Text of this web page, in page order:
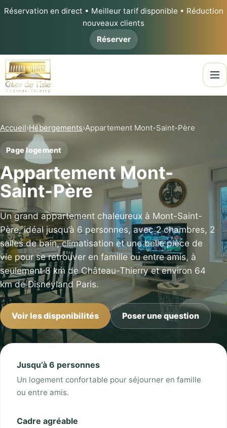
Réservation en direct • Meilleur tarif disponible • Réduction
nouveaux clients
Réserver
Accueil›Hébergements›Appartement Mont-Saint-Père
Page logement
Appartement Mont-
Saint-Père
Un grand appartement chaleureux à Mont-Saint-
Père, idéal jusqu’à 6 personnes, avec 2 chambres, 2
salles de bain, climatisation et une belle pièce de
vie pour se retrouver en famille ou entre amis, à
seulement 8 km de Château-Thierry et environ 64
km de Disneyland Paris.
Voir les disponibilités Poser une question
Jusqu’à 6 personnes
Un logement confortable pour séjourner en famille
ou entre amis.
Cadre agréable